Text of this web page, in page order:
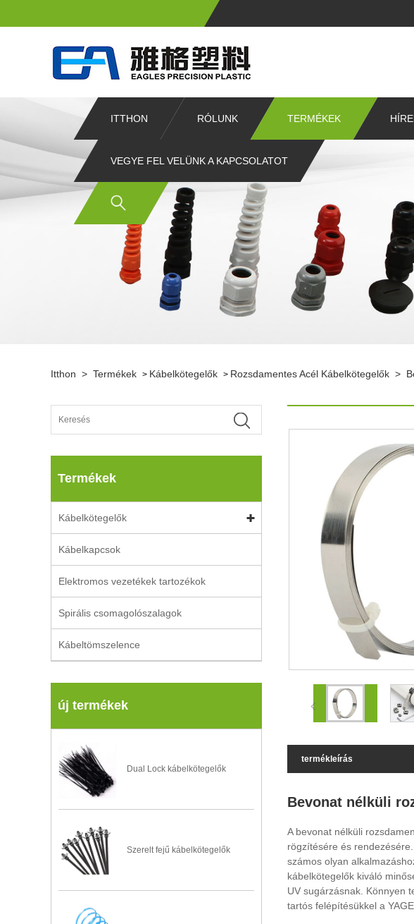
ITTHON RÓLUNK TERMÉKEK
VEGYE FEL VELÜNK A KAPCSOLATOT
Itthon > Termékek > Kábelkötegelők > Rozsdamentes Acél Kábelkötegelők >
Termékek
Kábelkötegelők
Kábelkapcsok
Elektromos vezetékek tartozékok
Spirális csomagolószalagok
Kábeltömszelence
új termékek
Dual Lock kábelkötegelők
Szerelt fejű kábelkötegelők
termékleírás
Bevonat nélküli
A bevonat nélküli
rögzítésére és
számos olyan
kábelkötegelők kiváló
UV sugárzásnak. Könnyen
tartós felépítésükkel a